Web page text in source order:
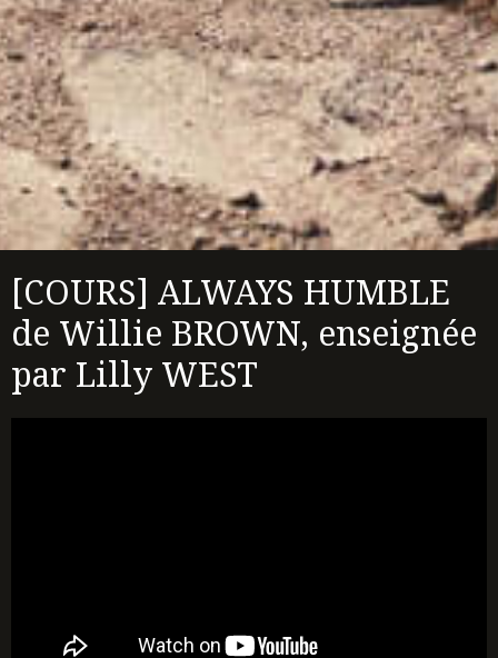
[COURS] ALWAYS HUMBLE
de Willie BROWN, enseignée
par Lilly WEST